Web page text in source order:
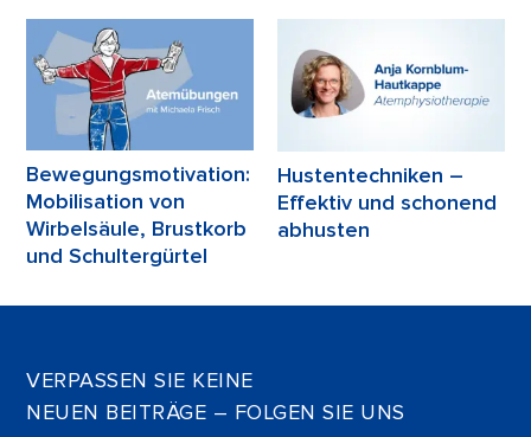
Bewegungsmotivation:
Mobilisation von
Wirbelsäule, Brustkorb
und Schultergürtel
Hustentechniken –
Effektiv und schonend
abhusten
VERPASSEN SIE KEINE
NEUEN BEITRÄGE – FOLGEN SIE UNS